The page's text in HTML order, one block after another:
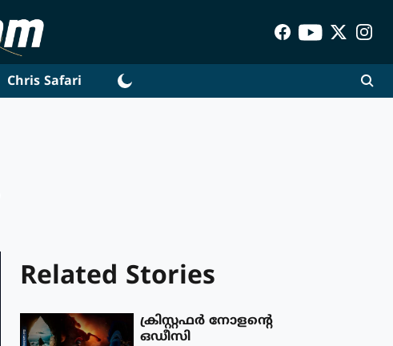
Chris Safari
Related Stories
ക്രിസ്റ്റഫര്‍ നോളന്റെ
ഒഡീസി